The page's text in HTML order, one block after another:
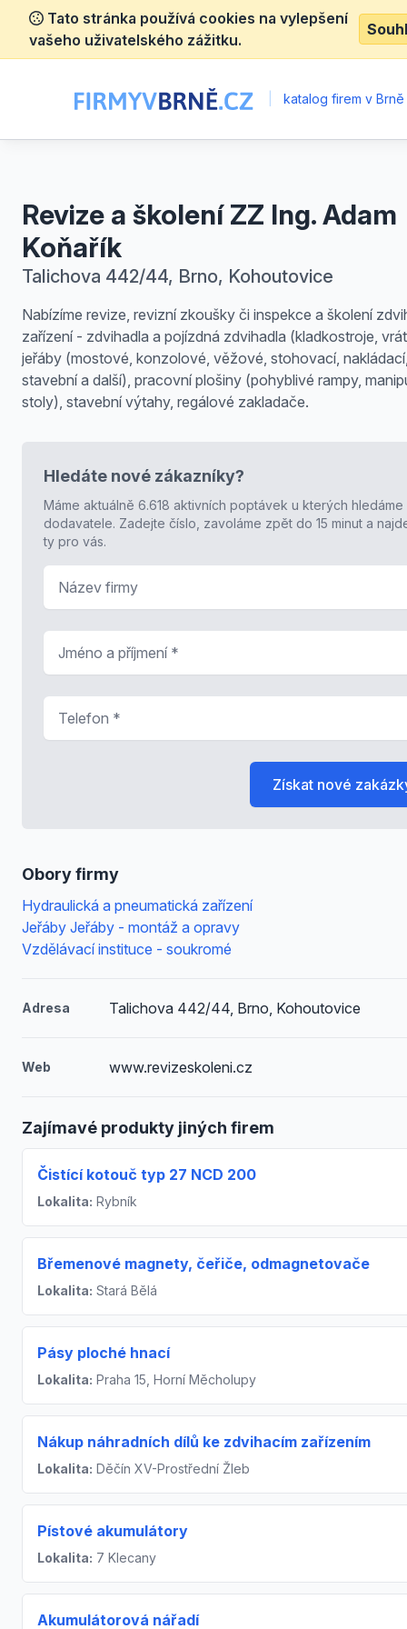
Tato stránka používá cookies na vylepšení
vašeho uživatelského zážitku.
katalog firem v Brně
Revize a školení ZZ Ing. Adam
Koňařík
Talichova 442/44, Brno, Kohoutovice
Nabízíme revize, revizní zkoušky či inspekce a školení
zařízení - zdvihadla a pojízdná zdvihadla (kladkostroje,
jeřáby (mostové, konzolové, věžové, stohovací,
stavební a další), pracovní plošiny (pohyblivé rampy,
stoly), stavební výtahy, regálové zakladače.
Obory firmy
Hydraulická a pneumatická zařízení
Jeřáby Jeřáby - montáž a opravy
Vzdělávací instituce - soukromé
Adresa Talichova 442/44, Brno, Kohoutovice
Web www.revizeskoleni.cz
Zajímavé produkty jiných firem
Čistící kotouč typ 27 NCD 200
Lokalita: Rybník
Břemenové magnety, čeřiče, odmagnetovače
Lokalita: Stará Bělá
Pásy ploché hnací
Lokalita: Praha 15, Horní Měcholupy
Nákup náhradních dílů ke zdvihacím zařízením
Lokalita: Děčín XV-Prostřední Žleb
Pístové akumulátory
Lokalita: 7 Klecany
Akumulátorová nářadí
Hledáte nové zákazníky?
Máme aktuálně 6.618 aktivních poptávek u kterých hledáme
dodavatele. Zadejte číslo, zavoláme zpět do 15 minut a
ty pro vás.
Získat nové